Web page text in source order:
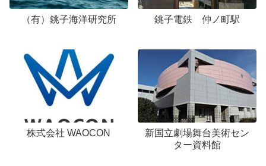
（有）銚子海洋研究所 銚子電鉄 仲ノ町駅
株式会社 WAOCON
新国立劇場舞台美術セン
ター資料館